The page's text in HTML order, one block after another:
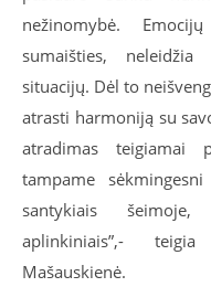
nežinomybė.
sumaišties, neleidžia
situacijų. Dėl to
atrasti harmoniją su
atradimas teigiamai
tampame
santykiais
aplinkiniais”,-
Mašauskienė.